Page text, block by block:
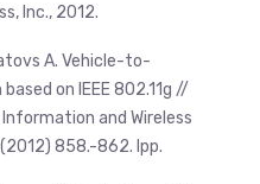
Inc., 2012.
A. Vehicle-to-
on IEEE 802.11g //
and Wireless
(2012) 858.-862. lpp.